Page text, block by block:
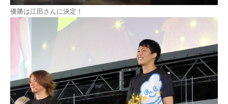
優勝は江田さんに決定！